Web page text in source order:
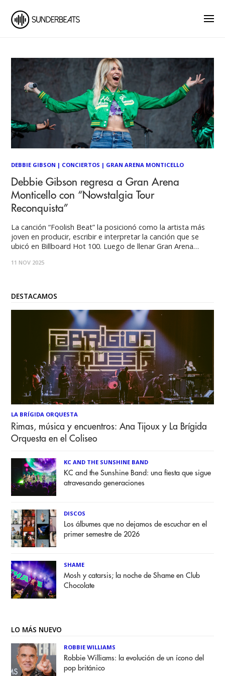
DEBBIE GIBSON | CONCIERTOS | GRAN ARENA MONTICELLO
Debbie Gibson regresa a Gran Arena
Monticello con “Nowstalgia Tour
Reconquista”
La canción “Foolish Beat” la posicionó como la artista más
joven en producir, escribir e interpretar la canción que se
ubicó en Billboard Hot 100. Luego de llenar Gran Arena
presentación **Debbie Gibson, una de las voces femeninas
11 NOV 2025
DESTACAMOS
LA BRÍGIDA ORQUESTA
Rimas, música y encuentros: Ana Tijoux y La Brígida
Orquesta en el Coliseo
KC AND THE SUNSHINE BAND
KC and the Sunshine Band: una fiesta que sigue
atravesando generaciones
DISCOS
Los álbumes que no dejamos de escuchar en el
primer semestre de 2026
SHAME
Mosh y catarsis; la noche de Shame en Club
Chocolate
LO MÁS NUEVO
ROBBIE WILLIAMS
Robbie Williams: la evolución de un ícono del
pop británico